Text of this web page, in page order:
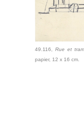
49.116, Rue et
papier, 12 x 16 cm.